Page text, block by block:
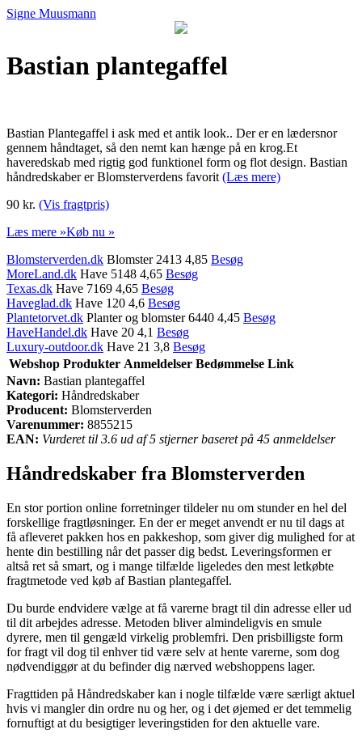
Signe Muusmann
Bastian plantegaffel
Bastian Plantegaffel i ask med et antik look.. Der er en lædersnor
gennem håndtaget, så den nemt kan hænge på en krog.Et
haveredskab med rigtig god funktionel form og flot design. Bastian
håndredskaber er Blomsterverdens favorit (Læs mere)
90 kr. (Vis fragtpris)
Læs mere »Køb nu »
Blomsterverden.dk Blomster 2413 4,85 Besøg
MoreLand.dk Have 5148 4,65 Besøg
Texas.dk Have 7169 4,65 Besøg
Haveglad.dk Have 120 4,6 Besøg
Plantetorvet.dk Planter og blomster 6440 4,45 Besøg
HaveHandel.dk Have 20 4,1 Besøg
Luxury-outdoor.dk Have 21 3,8 Besøg
Webshop Produkter Anmeldelser Bedømmelse Link
Navn: Bastian plantegaffel
Kategori: Håndredskaber
Producent: Blomsterverden
Varenummer: 8855215
EAN: Vurderet til 3.6 ud af 5 stjerner baseret på 45 anmeldelser
Håndredskaber fra Blomsterverden
En stor portion online forretninger tildeler nu om stunder en hel del
forskellige fragtløsninger. En der er meget anvendt er nu til dags at
få afleveret pakken hos en pakkeshop, som giver dig mulighed for at
hente din bestilling når det passer dig bedst. Leveringsformen er
altså ret så smart, og i mange tilfælde ligeledes den mest letkøbte
fragtmetode ved køb af Bastian plantegaffel.
Du burde endvidere vælge at få varerne bragt til din adresse eller ud
til dit arbejdes adresse. Metoden bliver almindeligvis en smule
dyrere, men til gengæld virkelig problemfri. Den prisbilligste form
for fragt vil dog til enhver tid være selv at hente varerne, som dog
nødvendiggør at du befinder dig nærved webshoppens lager.
Fragttiden på Håndredskaber kan i nogle tilfælde være særligt aktuel
hvis vi mangler din ordre nu og her, og i det øjemed er det temmelig
fornuftigt at du besigtiger leveringstiden for den aktuelle vare.